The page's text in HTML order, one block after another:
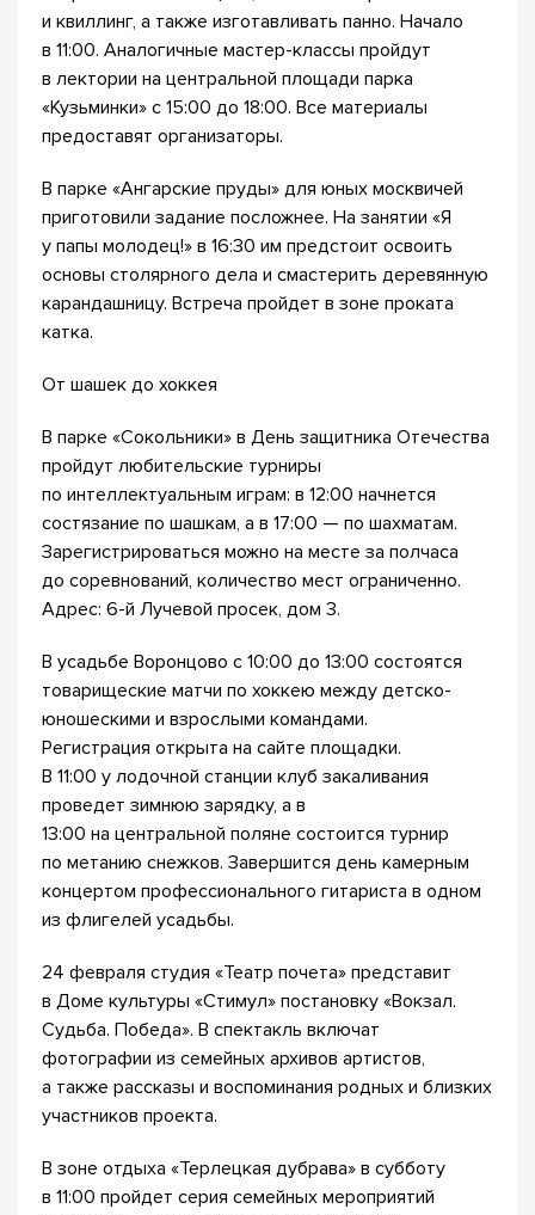
и квиллинг, а также изготавливать панно. Начало
в 11:00. Аналогичные мастер-классы пройдут
в лектории на центральной площади парка
«Кузьминки» с 15:00 до 18:00. Все материалы
предоставят организаторы.
В парке «Ангарские пруды» для юных москвичей
приготовили задание посложнее. На занятии «Я
у папы молодец!» в 16:30 им предстоит освоить
основы столярного дела и смастерить деревянную
карандашницу. Встреча пройдет в зоне проката
катка.
От шашек до хоккея
В парке «Сокольники» в День защитника Отечества
пройдут любительские турниры
по интеллектуальным играм: в 12:00 начнется
состязание по шашкам, а в 17:00 — по шахматам.
Зарегистрироваться можно на месте за полчаса
до соревнований, количество мест ограниченно.
Адрес: 6-й Лучевой просек, дом 3.
В усадьбе Воронцово с 10:00 до 13:00 состоятся
товарищеские матчи по хоккею между детско-
юношескими и взрослыми командами.
Регистрация открыта на сайте площадки.
В 11:00 у лодочной станции клуб закаливания
проведет зимнюю зарядку, а в
13:00 на центральной поляне состоится турнир
по метанию снежков. Завершится день камерным
концертом профессионального гитариста в одном
из флигелей усадьбы.
24 февраля студия «Театр почета» представит
в Доме культуры «Стимул» постановку «Вокзал.
Судьба. Победа». В спектакль включат
фотографии из семейных архивов артистов,
а также рассказы и воспоминания родных и близких
участников проекта.
В зоне отдыха «Терлецкая дубрава» в субботу
в 11:00 пройдет серия семейных мероприятий